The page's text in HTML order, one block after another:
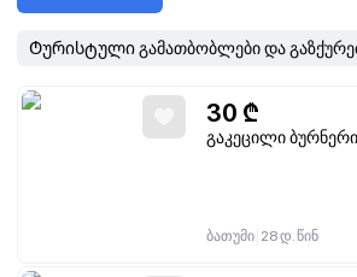
Ტურისტული გამათბობლები და
30 ₾
გაკეცილი
ბათუმი 28 დ. წინ